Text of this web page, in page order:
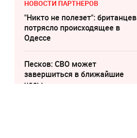
НОВОСТИ ПАРТНЕРОВ
"Никто не полезет": британцев
потрясло происходящее в
Одессе
Песков: СВО может
завершиться в ближайшие
часы